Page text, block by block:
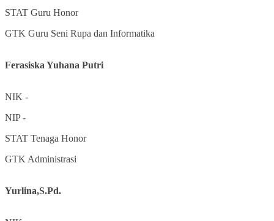
STAT Guru Honor
GTK Guru Seni Rupa dan Informatika
Ferasiska Yuhana Putri
NIK -
NIP-
STAT Tenaga Honor
GTK Administrasi
Yurlina,S.Pd.